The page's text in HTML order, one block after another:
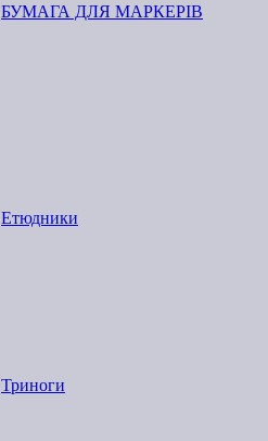
БУМАГА ДЛЯ МАРКЕРІВ
Етюдники
Триноги